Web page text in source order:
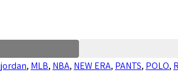
jordan, MLB, NBA, NEW ERA, PANTS, POLO,